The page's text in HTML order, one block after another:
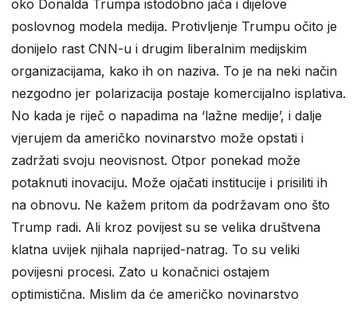
oko Donalda Trumpa istodobno jača i dijelove
poslovnog modela medija. Protivljenje Trumpu očito je
donijelo rast CNN-u i drugim liberalnim medijskim
organizacijama, kako ih on naziva. To je na neki način
nezgodno jer polarizacija postaje komercijalno isplativa.
No kada je riječ o napadima na ‘lažne medije’, i dalje
vjerujem da američko novinarstvo može opstati i
zadržati svoju neovisnost. Otpor ponekad može
potaknuti inovaciju. Može ojačati institucije i prisiliti ih
na obnovu. Ne kažem pritom da podržavam ono što
Trump radi. Ali kroz povijest su se velika društvena
klatna uvijek njihala naprijed-natrag. To su veliki
povijesni procesi. Zato u konačnici ostajem
optimistična. Mislim da će američko novinarstvo